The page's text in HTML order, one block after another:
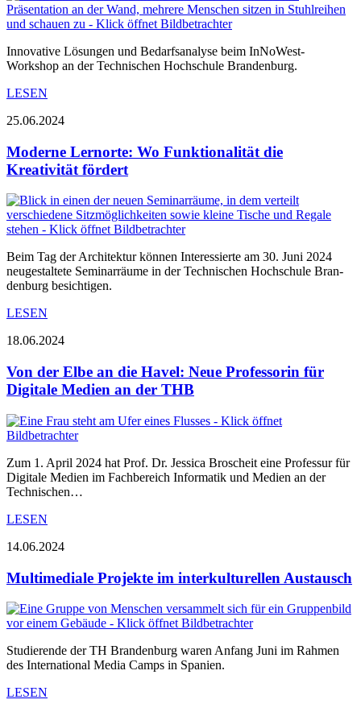
Innovative Lösungen und Bedarfsanalyse beim InNoWest-
Workshop an der Technischen Hochschule Brandenburg.
LESEN
25.06.2024
Moderne Lernorte: Wo Funktionalität die
Kreativität fördert
Beim Tag der Architektur können Interessierte am 30. Juni 2024
neugestaltete Seminarräume in der Technischen Hochschule Bran-
denburg besichtigen.
LESEN
18.06.2024
Von der Elbe an die Havel: Neue Professorin für
Digitale Medien an der THB
Zum 1. April 2024 hat Prof. Dr. Jessica Broscheit eine Professur für
Digitale Medien im Fachbereich Informatik und Medien an der
Technischen…
LESEN
14.06.2024
Multimediale Projekte im interkulturellen Austausch
Studierende der TH Brandenburg waren Anfang Juni im Rahmen
des International Media Camps in Spanien.
LESEN